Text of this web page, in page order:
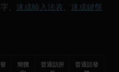
、 速成輸入法表、 速成鍵盤
簡體
普通話拼
普通話發